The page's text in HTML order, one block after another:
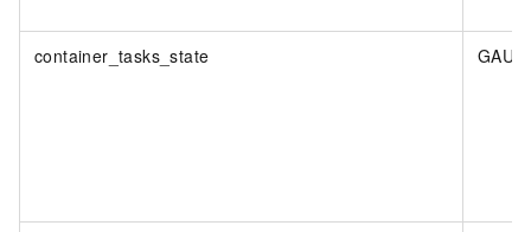
container_tasks_state